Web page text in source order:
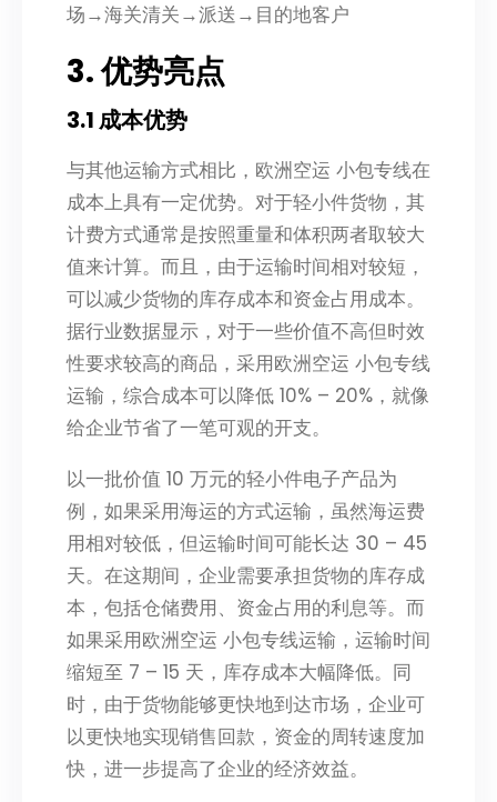
场→海关清关→派送→目的地客户
3. 优势亮点
3.1 成本优势
与其他运输方式相比，欧洲空运 小包专线在
成本上具有一定优势。对于轻小件货物，其
计费方式通常是按照重量和体积两者取较大
值来计算。而且，由于运输时间相对较短，
可以减少货物的库存成本和资金占用成本。
据行业数据显示，对于一些价值不高但时效
性要求较高的商品，采用欧洲空运 小包专线
运输，综合成本可以降低 10% – 20%，就像
给企业节省了一笔可观的开支。
以一批价值 10 万元的轻小件电子产品为
例，如果采用海运的方式运输，虽然海运费
用相对较低，但运输时间可能长达 30 – 45
天。在这期间，企业需要承担货物的库存成
本，包括仓储费用、资金占用的利息等。而
如果采用欧洲空运 小包专线运输，运输时间
缩短至 7 – 15 天，库存成本大幅降低。同
时，由于货物能够更快地到达市场，企业可
以更快地实现销售回款，资金的周转速度加
快，进一步提高了企业的经济效益。